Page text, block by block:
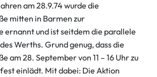
am 28.9.74 wurde die
mitten in Barmen zur
ernannt und ist seitdem die parallele
Werths. Grund genug, dass die
am 28. September von 11 – 16 Uhr zu
einlädt. Mit dabei: Die Aktion